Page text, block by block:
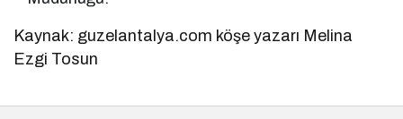
Kaynak: guzelantalya.com köşe yazarı Melina
Ezgi Tosun